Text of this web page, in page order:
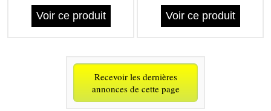
Voir ce produit Voir ce produit
Recevoir les dernières
annonces de cette page